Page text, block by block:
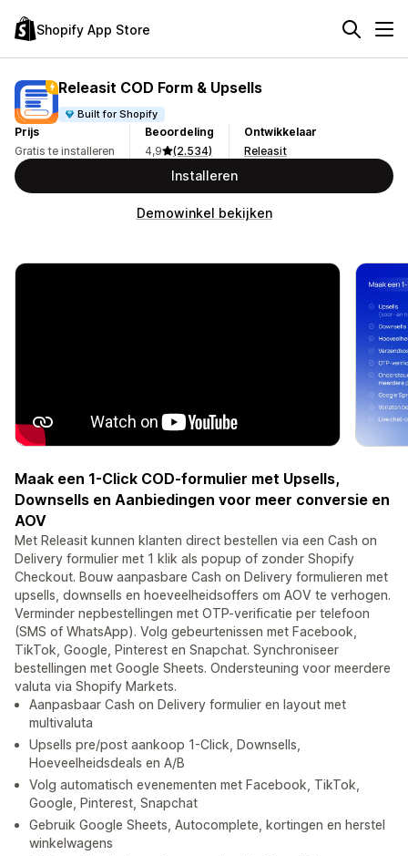
Shopify App Store
Releasit COD Form & Upsells
Built for Shopify
Prijs
Gratis te installeren
Beoordeling
4,9
(2.534)
Ontwikkelaar
Releasit
Installeren
Demowinkel bekijken
Maak een 1-Click COD-formulier met Upsells,
Downsells en Aanbiedingen voor meer conversie en
AOV
Met Releasit kunnen klanten direct bestellen via een Cash on
Delivery formulier met 1 klik als popup of zonder Shopify
Checkout. Bouw aanpasbare Cash on Delivery formulieren met
upsells, downsells en hoeveelheidsoffers om AOV te verhogen.
Verminder nepbestellingen met OTP-verificatie per telefoon
(SMS of WhatsApp). Volg gebeurtenissen met Facebook,
TikTok, Google, Pinterest en Snapchat. Synchroniseer
bestellingen met Google Sheets. Ondersteuning voor meerdere
valuta via Shopify Markets.
Aanpasbaar Cash on Delivery formulier en layout met
multivaluta
Upsells pre/post aankoop 1-Click, Downsells,
Hoeveelheidsdeals en A/B
Volg automatisch evenementen met Facebook, TikTok,
Google, Pinterest, Snapchat
Gebruik Google Sheets, Autocomplete, kortingen en herstel
winkelwagens